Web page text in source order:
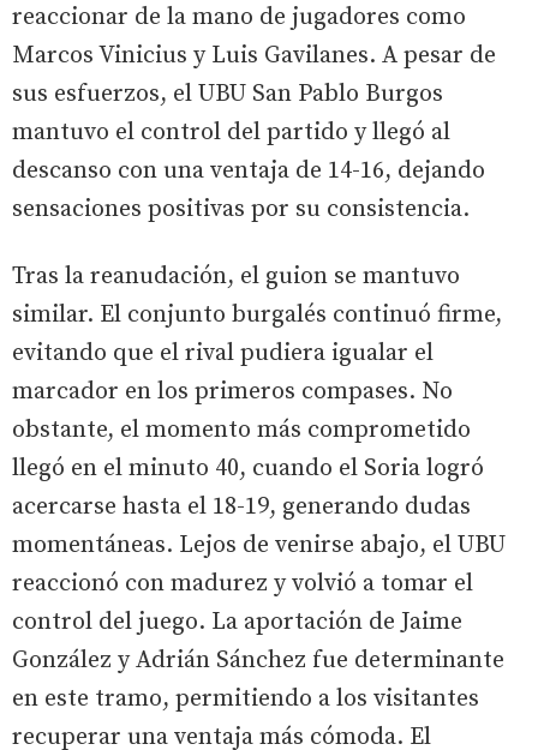
reaccionar de la mano de jugadores como
Marcos Vinicius y Luis Gavilanes. A pesar de
sus esfuerzos, el UBU San Pablo Burgos
mantuvo el control del partido y llegó al
descanso con una ventaja de 14-16, dejando
sensaciones positivas por su consistencia.
Tras la reanudación, el guion se mantuvo
similar. El conjunto burgalés continuó firme,
evitando que el rival pudiera igualar el
marcador en los primeros compases. No
obstante, el momento más comprometido
llegó en el minuto 40, cuando el Soria logró
acercarse hasta el 18-19, generando dudas
momentáneas. Lejos de venirse abajo, el UBU
reaccionó con madurez y volvió a tomar el
control del juego. La aportación de Jaime
González y Adrián Sánchez fue determinante
en este tramo, permitiendo a los visitantes
recuperar una ventaja más cómoda. El